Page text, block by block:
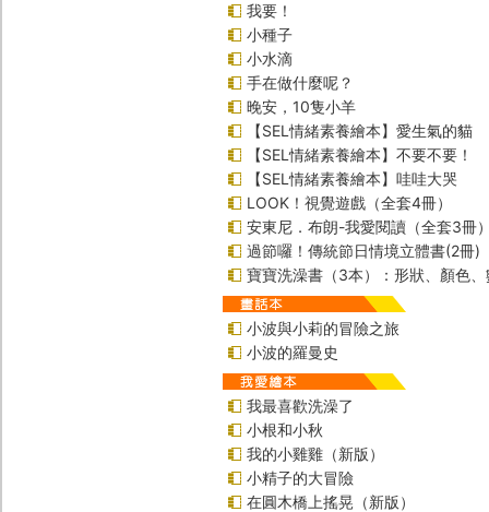
我要！
小種子
小水滴
手在做什麼呢？
晚安，10隻小羊
【SEL情緒素養繪本】愛生氣的貓
【SEL情緒素養繪本】不要不要！
【SEL情緒素養繪本】哇哇大哭
LOOK！視覺遊戲（全套4冊）
安東尼．布朗-我愛閱讀（全套3冊
過節囉！傳統節日情境立體書(2冊)
寶寶洗澡書（3本）：形狀、顏色、
小波與小莉的冒險之旅
小波的羅曼史
我最喜歡洗澡了
小根和小秋
我的小雞雞（新版）
小精子的大冒險
在圓木橋上搖晃（新版）